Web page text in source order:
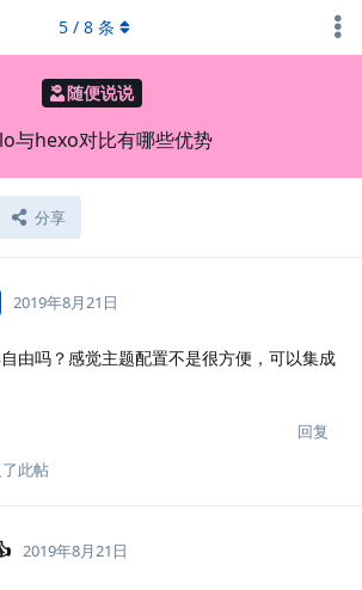
随便说说
与hexo对比有哪些优势
分享
5 / 8 条
2019年8月21日
由吗？感觉主题配置不是很方便，可以集成
回复
此帖
2019年8月21日